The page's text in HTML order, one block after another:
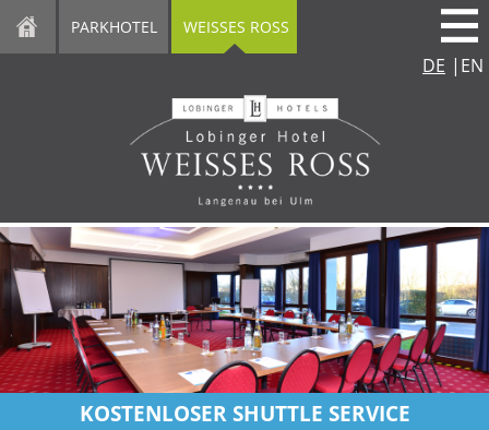
PARKHOTEL WEISSES ROSS
DE | EN
KOSTENLOSER SHUTTLE SERVICE